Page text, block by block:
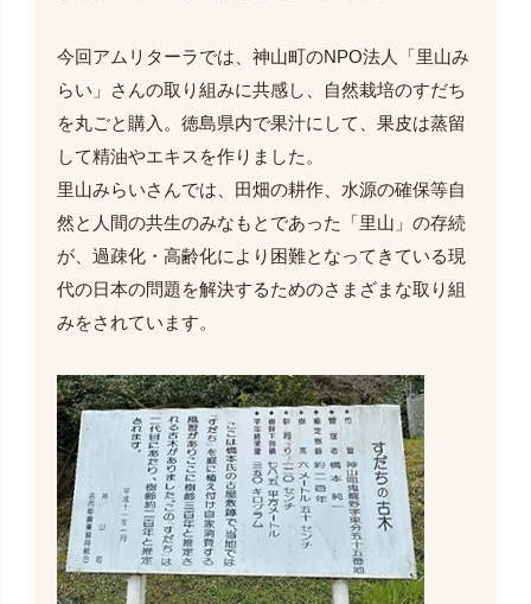
今回アムリターラでは、神山町のNPO法人「里山み
らい」さんの取り組みに共感し、自然栽培のすだち
を丸ごと購入。徳島県内で果汁にして、果皮は蒸留
して精油やエキスを作りました。
里山みらいさんでは、田畑の耕作、水源の確保等自
然と人間の共生のみなもとであった「里山」の存続
が、過疎化・高齢化により困難となってきている現
代の日本の問題を解決するためのさまざまな取り組
みをされています。